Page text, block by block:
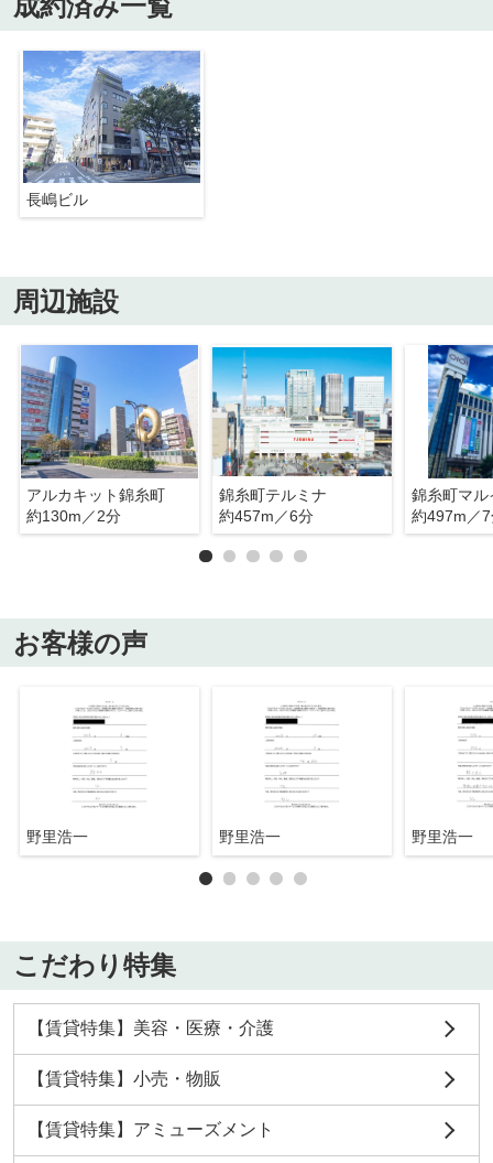
成約済み一覧
長嶋ビル
周辺施設
アルカキット錦糸町
約130m／2分
錦糸町テルミナ
約457m／6分
錦糸町マル
約497m／
お客様の声
野里浩一 野里浩一 野里浩一
こだわり特集
【賃貸特集】美容・医療・介護
【賃貸特集】小売・物販
【賃貸特集】アミューズメント